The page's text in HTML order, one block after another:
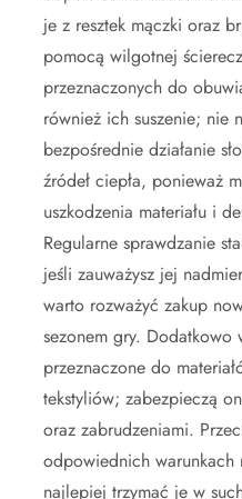
je z resztek mączki oraz
pomocą wilgotnej
przeznaczonych do
również ich suszenie; nie
bezpośrednie działanie
źródeł ciepła, ponieważ
uszkodzenia materiału i
Regularne sprawdzanie
jeśli zauważysz jej
warto rozważyć zakup
sezonem gry. Dodatkowo
przeznaczone do
tekstyliów; zabezpieczą
oraz zabrudzeniami.
odpowiednich warunkach
najlepiej trzymać je w